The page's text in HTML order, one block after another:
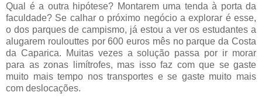
Qual é a outra hipótese? Montarem uma tenda à porta da
faculdade? Se calhar o próximo negócio a explorar é esse,
o dos parques de campismo, já estou a ver os estudantes a
alugarem roulouttes por 600 euros mês no parque da Costa
da Caparica. Muitas vezes a solução passa por ir morar
para as zonas limítrofes, mas isso faz com que se gaste
muito mais tempo nos transportes e se gaste muito mais
com deslocações.